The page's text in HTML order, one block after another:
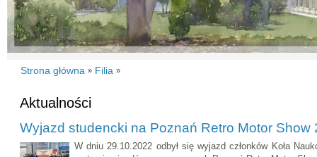
Strona główna » Filia »
Aktualności
Wyjazd studencki na Poznań Retro Motor Show
W dniu 29.10.2022 odbył się wyjazd członków Koła